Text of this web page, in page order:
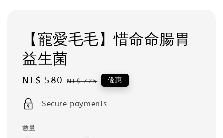
【寵愛毛毛】惜命命腸胃
益生菌
Sale
NT$ 580 Regular
NT$ 725 優惠
Secure payments
數量